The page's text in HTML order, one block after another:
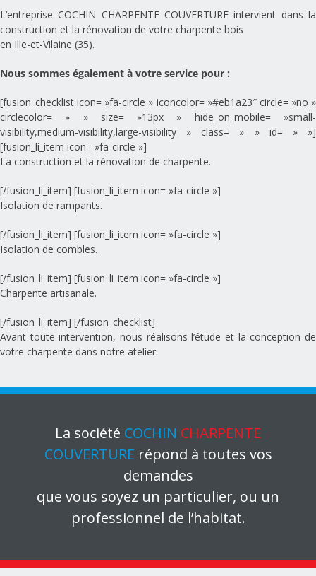
L’entreprise COCHIN CHARPENTE COUVERTURE intervient dans la
construction et la rénovation de votre charpente bois
en Ille-et-Vilaine (35).
Nous sommes également à votre service pour :
[fusion_checklist icon= »fa-circle » iconcolor= »#eb1a23″ circle= »no »
circlecolor= » » size= »13px » hide_on_mobile= »small-
visibility,medium-visibility,large-visibility » class= » » id= » »]
[fusion_li_item icon= »fa-circle »]
La construction et la rénovation de charpente.
[/fusion_li_item] [fusion_li_item icon= »fa-circle »]
Isolation de rampants.
[/fusion_li_item] [fusion_li_item icon= »fa-circle »]
Isolation de combles.
[/fusion_li_item] [fusion_li_item icon= »fa-circle »]
Charpente artisanale.
[/fusion_li_item] [/fusion_checklist]
Avant toute intervention, nous réalisons l’étude et la conception de
votre charpente dans notre atelier.
La société COCHIN CHARPENTE
COUVERTURE répond à toutes vos
demandes
que vous soyez un particulier, ou un
professionnel de l’habitat.